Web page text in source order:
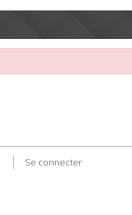
Se connecter